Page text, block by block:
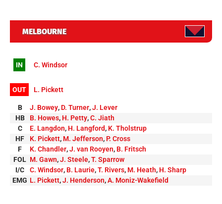
MELBOURNE
IN C. Windsor
OUT L. Pickett
B J. Bowey, D. Turner,J. Lever
HB
B. Howes, H. Petty,C. Jiath
C
E. Langdon, H. Langford, K. Tholstrup
HF
K. Pickett, M. Jefferson, P. Cross
F
K. Chandler,J. van Rooyen, B. Fritsch
FOL M. Gawn,J. Steele,T. Sparrow
I/C
C. Windsor, B. Laurie,T. Rivers, M. Heath, H. Sharp
EMG L. Pickett,J. Henderson,A. Moniz-Wakefield